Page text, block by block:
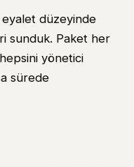
düzeyinde
sunduk. Paket her
yönetici
sürede